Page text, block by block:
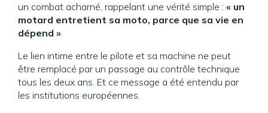
un combat acharné, rappelant une vérité simple : « un
motard entretient sa moto, parce que sa vie en
dépend ».
Le lien intime entre le pilote et sa machine ne peut
être remplacé par un passage au contrôle technique
tous les deux ans. Et ce message a été entendu par
les institutions européennes.